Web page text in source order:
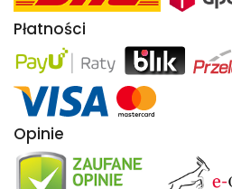
Płatności
Opinie